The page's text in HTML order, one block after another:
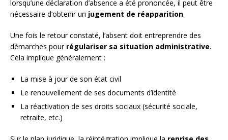
lorsqu’une déclaration d’absence a été prononcée, il peut être
nécessaire d’obtenir un jugement de réapparition.
Une fois le retour constaté, l’absent doit entreprendre des
démarches pour régulariser sa situation administrative.
Cela implique généralement :
La mise à jour de son état civil
Le renouvellement de ses documents d’identité
La réactivation de ses droits sociaux (sécurité sociale,
retraite, etc.)